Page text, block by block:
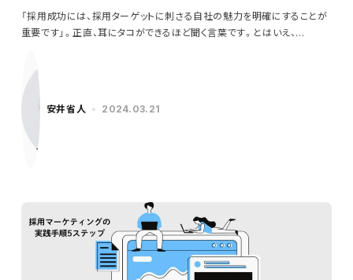
「採用成功には、採用ターゲットに刺さる自社の魅力を明確にすることが
重要です」。正直、耳にタコができるほど聞く言葉です。とはいえ、…
安井省人 2024.03.21